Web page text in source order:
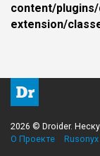
content/
extension/
2026 © Droider.
О Проекте
Rusonyx